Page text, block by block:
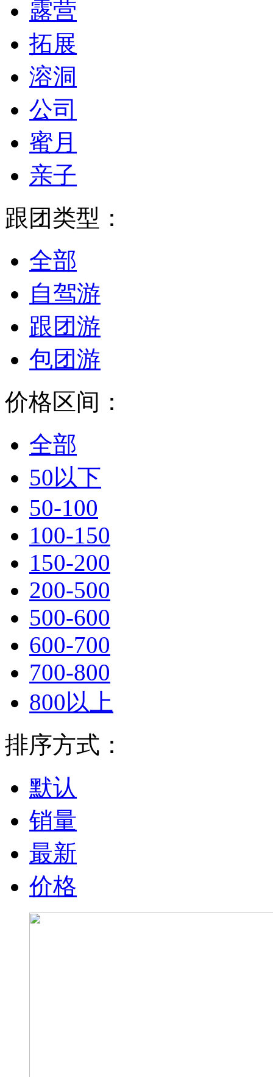
露营
拓展
溶洞
公司
蜜月
亲子
跟团类型：
全部
自驾游
跟团游
包团游
价格区间：
全部
50以下
50-100
100-150
150-200
200-500
500-600
600-700
700-800
800以上
排序方式：
默认
销量
最新
价格